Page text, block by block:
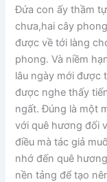
Đứa con ấy thầm
chưa,hai cây
được về tới làng
phong. Và niềm
lâu ngày mới được
được nghe thấy
ngất. Đúng là một
với quê hương đối
điều mà tác giả
nhớ đến quê
nền tảng để tạo